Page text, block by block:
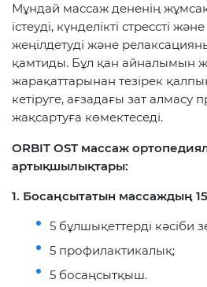
Мұндай массаж дененің
істеуді, күнделікті стрессті
жеңілдетуді және
қамтиды. Бұл қан айналымын
жарақаттарынан тезірек
кетіруге, ағзадағы зат алмасу
жақсартуға көмектеседі.
ORBIT OST массаж
артықшылықтары:
1. Босаңсытатын массаждың
5 бұлшықеттерді кәсіби
5 профилактикалық;
5 босаңсытқыш.